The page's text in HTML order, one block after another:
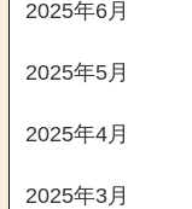
2025年6月
2025年5月
2025年4月
2025年3月